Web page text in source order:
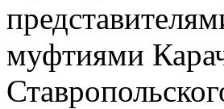
муфтиями